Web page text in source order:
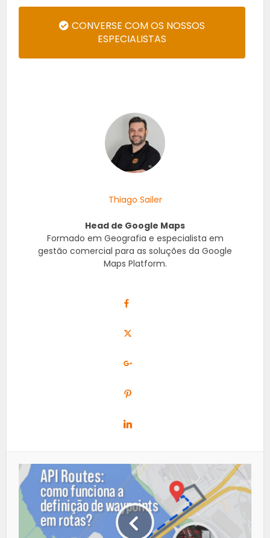
CONVERSE COM OS NOSSOS
ESPECIALISTAS
Thiago Sailer
Head de Google Maps
Formado em Geografia e especialista em
gestão comercial para as soluções da Google
Maps Platform.